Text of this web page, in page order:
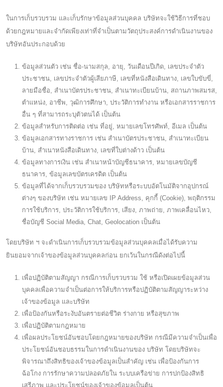
ในการเก็บรวบรวม และเก็บรักษาข้อมูลส่วนบุคคล บริษัทจะใช้วิธีการที่ชอบ
ด้วยกฎหมายและจำกัดเพียงเท่าที่จำเป็นตามวัตถุประสงค์การดำเนินงานของ
บริษัทอันประกอบด้วย
ข้อมูลส่วนตัว เช่น ชื่อ-นามสกุล, อายุ, วันเดือนปีเกิด, เลขประจำตัว
ประชาชน, เลขประจำตัวผู้เสียภาษี, เลขที่หนังสือเดินทาง, เลขใบขับขี่,
ลายมือชื่อ, สำเนาบัตรประชาชน, สำเนาทะเบียนบ้าน, สถานภาพสมรส,
ตำแหน่ง, อาชีพ, วุฒิการศึกษา, ประวัติการทำงาน หรือเอกสารราชการ
อื่น ๆ ที่สามารถระบุตัวตนได้ เป็นต้น
ข้อมูลสำหรับการติดต่อ เช่น ที่อยู่, หมายเลขโทรศัพท์, อีเมล เป็นต้น
ข้อมูลเอกสารทางราชการ เช่น สำเนาบัตรประชาชน, สำเนาทะเบียน
บ้าน, สำเนาหนังสือเดินทาง, เลขที่ใบต่างด้าว เป็นต้น
ข้อมูลทางการเงิน เช่น สำเนาหน้าบัญชีธนาคาร, หมายเลขบัญชี
ธนาคาร, ข้อมูลเลขบัตรเครดิต เป็นต้น
ข้อมูลที่ได้จากเก็บรวบรวมของ บริษัทหรือระบบอัตโนมัติจากอุปกรณ์
ต่างๆ ของบริษัท เช่น หมายเลข IP Address, คุกกี้ (Cookie), พฤติกรรม
การใช้บริการ, ประวัติการใช้บริการ, เสียง, ภาพถ่าย, ภาพเคลื่อนไหว,
ชื่อบัญชี Social Media, Chat, Geolocation เป็นต้น
โดยบริษัท ฯ จะดำเนินการเก็บรวบรวมข้อมูลส่วนบุคคลเมื่อได้รับความ
ยินยอมจากเจ้าของข้อมูลส่วนบุคคลก่อน ยกเว้นในกรณีดังต่อไปนี้
เพื่อปฏิบัติตามสัญญา กรณีการเก็บรวบรวม ใช้ หรือเปิดเผยข้อมูลส่วน
บุคคลเพื่อความจำเป็นต่อการให้บริการหรือปฏิบัติตามสัญญาระหว่าง
เจ้าของข้อมูล และบริษัท
เพื่อป้องกันหรือระงับอันตรายต่อชีวิต ร่างกาย หรือสุขภาพ
เพื่อปฏิบัติตามกฎหมาย
เพื่อผลประโยชน์อันชอบโดยกฎหมายของบริษัท กรณีมีความจำเป็นเพื่อ
ประโยชน์อันชอบธรรมในการดำเนินงานของ บริษัท โดยบริษัทจะ
พิจารณาถึงสิทธิของเจ้าของข้อมูลเป็นสำคัญ เช่น เพื่อป้องกันการ
ฉ้อโกง การรักษาความปลอดภัยใน ระบบเครือข่าย การปกป้องสิทธิ
เสรีภาพ และประโยชน์ของเจ้าของข้อมูลเป็นต้น